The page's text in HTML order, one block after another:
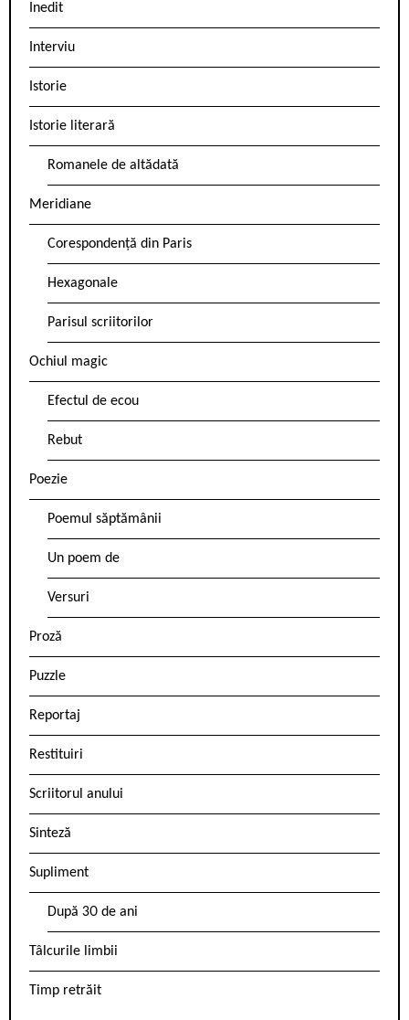
Inedit
Interviu
Istorie
Istorie literară
Romanele de altădată
Meridiane
Corespondență din Paris
Hexagonale
Parisul scriitorilor
Ochiul magic
Efectul de ecou
Rebut
Poezie
Poemul săptămânii
Un poem de
Versuri
Proză
Puzzle
Reportaj
Restituiri
Scriitorul anului
Sinteză
Supliment
După 30 de ani
Tâlcurile limbii
Timp retrăit